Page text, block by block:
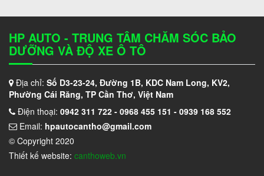
HP AUTO - TRUNG TÂM CHĂM SÓC BẢO
DƯỠNG VÀ ĐỘ XE Ô TÔ
Địa chỉ: Số D3-23-24, Đường 1B, KDC Nam Long, KV2,
Phường Cái Răng, TP Cần Thơ, Việt Nam
Điện thoại: 0942 311 722 - 0968 455 151 - 0939 168 552
Email: hpautocantho@gmail.com
© Copyright 2020
Thiết kế website: canthoweb.vn